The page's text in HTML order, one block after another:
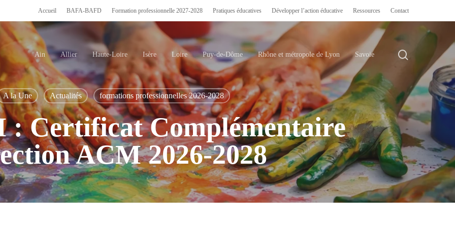
Accueil BAFA-BAFD Formation professionnelle 2027-2028 Pratiques éducatives Développer l’action éducative Ressources Contact
Ain Allier Haute-Loire Isère Loire Puy-de-Dôme Rhône et métropole de Lyon Savoie
A la Une Actualités formations professionnelles 2026-2028
: Certificat Complémentaire
ACM 2026-2028